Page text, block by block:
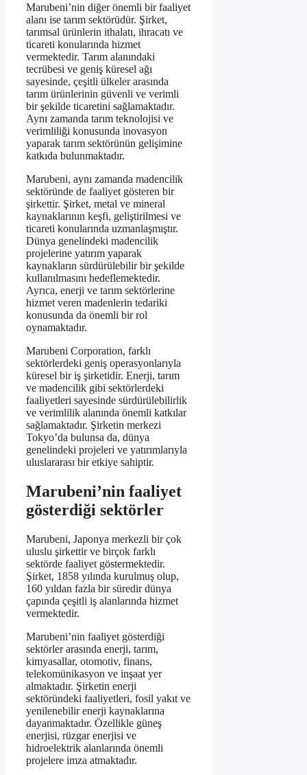
Marubeni’nin diğer önemli bir faaliyet
alanı ise tarım sektörüdür. Şirket,
tarımsal ürünlerin ithalatı, ihracatı ve
ticareti konularında hizmet
vermektedir. Tarım alanındaki
tecrübesi ve geniş küresel ağı
sayesinde, çeşitli ülkeler arasında
tarım ürünlerinin güvenli ve verimli
bir şekilde ticaretini sağlamaktadır.
Aynı zamanda tarım teknolojisi ve
verimliliği konusunda inovasyon
yaparak tarım sektörünün gelişimine
katkıda bulunmaktadır.
Marubeni, aynı zamanda madencilik
sektöründe de faaliyet gösteren bir
şirkettir. Şirket, metal ve mineral
kaynaklarının keşfi, geliştirilmesi ve
ticareti konularında uzmanlaşmıştır.
Dünya genelindeki madencilik
projelerine yatırım yaparak
kaynakların sürdürülebilir bir şekilde
kullanılmasını hedeflemektedir.
Ayrıca, enerji ve tarım sektörlerine
hizmet veren madenlerin tedariki
konusunda da önemli bir rol
oynamaktadır.
Marubeni Corporation, farklı
sektörlerdeki geniş operasyonlarıyla
küresel bir iş şirketidir. Enerji, tarım
ve madencilik gibi sektörlerdeki
faaliyetleri sayesinde sürdürülebilirlik
ve verimlilik alanında önemli katkılar
sağlamaktadır. Şirketin merkezi
Tokyo’da bulunsa da, dünya
genelindeki projeleri ve yatırımlarıyla
uluslararası bir etkiye sahiptir.
Marubeni’nin faaliyet
gösterdiği sektörler
Marubeni, Japonya merkezli bir çok
uluslu şirkettir ve birçok farklı
sektörde faaliyet göstermektedir.
Şirket, 1858 yılında kurulmuş olup,
160 yıldan fazla bir süredir dünya
çapında çeşitli iş alanlarında hizmet
vermektedir.
Marubeni’nin faaliyet gösterdiği
sektörler arasında enerji, tarım,
kimyasallar, otomotiv, finans,
telekomünikasyon ve inşaat yer
almaktadır. Şirketin enerji
sektöründeki faaliyetleri, fosil yakıt ve
yenilenebilir enerji kaynaklarına
dayanmaktadır. Özellikle güneş
enerjisi, rüzgar enerjisi ve
hidroelektrik alanlarında önemli
projelere imza atmaktadır.